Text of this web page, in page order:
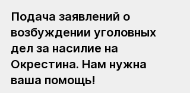
Подача заявлений о
возбуждении уголовных
дел за насилие на
Окрестина. Нам нужна
ваша помощь!